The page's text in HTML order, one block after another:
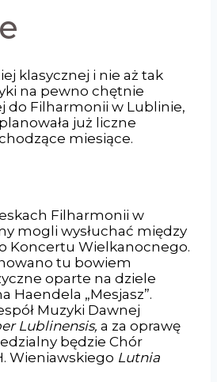
klasycznej i nie aż tak
na pewno chętnie
do Filharmonii w Lublinie,
już liczne
miesiące.
Filharmonii w
mogli wysłuchać między
Koncertu Wielkanocnego.
tu bowiem
oparte na dziele
Haendela „Mesjasz”.
Muzyki Dawnej
Lublinensis, a za oprawę
będzie Chór
Wieniawskiego Lutnia